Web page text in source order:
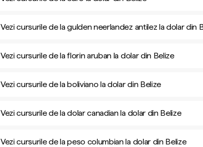
Vezi cursurile de la gulden neerlandez antilez la dolar din
Vezi cursurile de la florin aruban la dolar din Belize
Vezi cursurile de la boliviano la dolar din Belize
Vezi cursurile de la dolar canadian la dolar din Belize
Vezi cursurile de la peso columbian la dolar din Belize